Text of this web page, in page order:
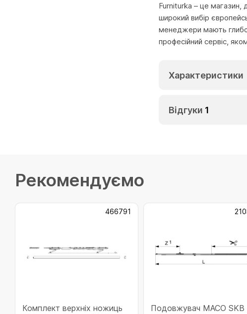
Furniturka – це магазин,
широкий вибір
менеджери мають
професійний сервіс,
Характеристики
Відгуки 1
Рекомендуємо
466791
Комплект верхніх ножиць
Подовжувач МАСО SKB